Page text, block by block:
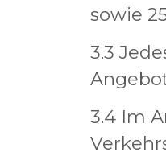
sowie
3.3
3.4 Im